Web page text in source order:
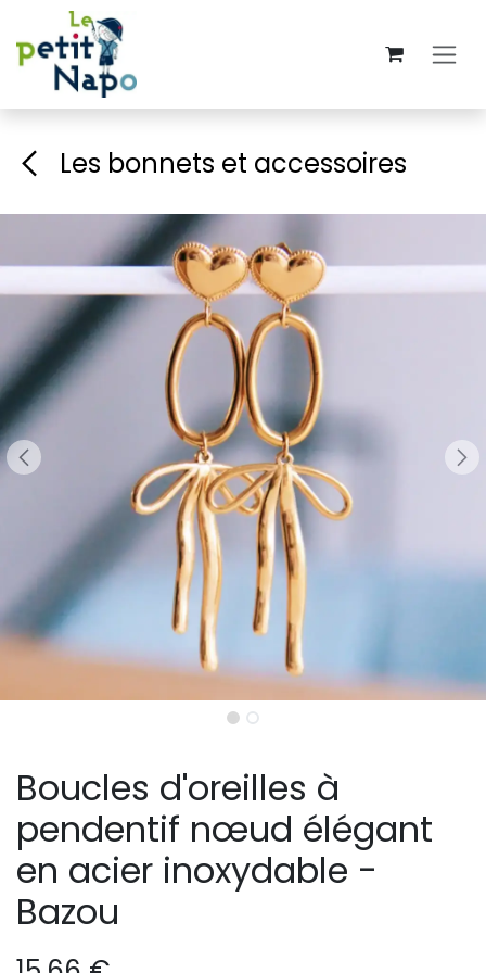
Se rendre au contenu
Les bonnets et accessoires
Boucles d'oreilles à
pendentif nœud élégant
en acier inoxydable -
Bazou